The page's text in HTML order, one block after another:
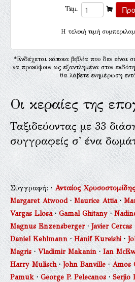
Τεμ.
H τελική τιμή
*Ενδέχεται κάποια βιβλία που δεν είναι
να προκύψουν ως εξαντλημένα στον
θα λάβετε ενημέρωση
Οι κεραίες της
Ταξιδεύοντας με 33
συγγραφείς σ' ένα
Συγγραφή:·Ανταίος
Margaret Atwood·Maurice Attia·
Vargas Llosa·Gamal Ghitany·
Magnus Enzensberger·Javier Cercas
Daniel Kehlmann·Hanif Kureishi·
Magris·Vladimir Makanin·Ian
Harry Mulisch·John Banville·Amos
Pamuk·George P. Pelecanos·Serjio